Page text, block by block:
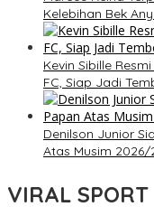
Kelebihan Bek
Kevin Sibille
FC, Siap Jadi
Denilson Junior
Atas Musim 2026/
VIRAL SPORT